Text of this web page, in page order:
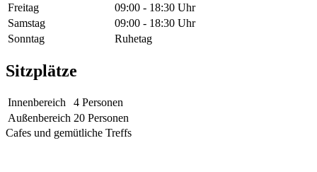
Freitag
09:00 - 18:30 Uhr
Samstag
09:00 - 18:30 Uhr
Sonntag
Ruhetag
Sitzplätze
Innenbereich
4 Personen
Außenbereich 20 Personen
Cafes und gemütliche Treffs